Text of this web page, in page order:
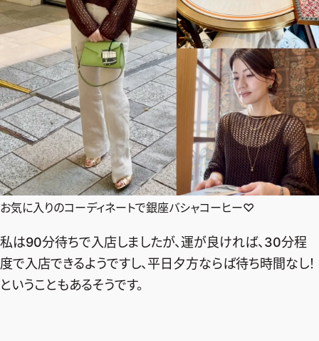
お気に入りのコーディネートで銀座バシャコーヒー♡
私は90分待ちで入店しましたが、運が良ければ、30分程
度で入店できるようですし、平日夕方ならば待ち時間なし！
ということもあるそうです。